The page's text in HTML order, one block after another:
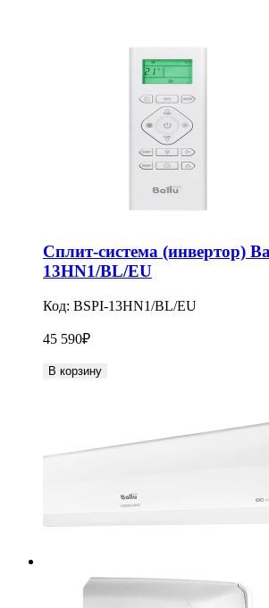
Сплит-система (инвертор)
13HN1/BL/EU
Код: BSPI-13HN1/BL/EU
45 590₽
В корзину